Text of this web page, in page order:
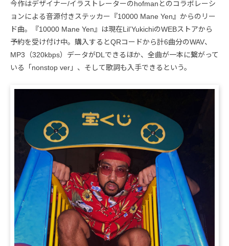
今作はデザイナー/イラストレーターのhofmanとのコラボレーシ
ョンによる音源付きステッカー『10000 Mane Yen』からのリー
ド曲。『10000 Mane Yen』は現在Lil’YukichiのWEBストアから
予約を受け付け中。購入するとQRコードから計6曲分のWAV、
MP3（320kbps）データがDLできるほか、全曲が一本に繋がって
いる「nonstop ver」、そして歌詞も入手できるという。